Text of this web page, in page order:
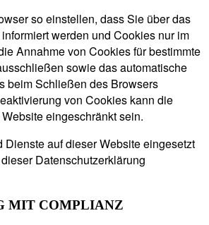
so einstellen, dass Sie über das
werden und Cookies nur im
Annahme von Cookies für bestimmte
sowie das automatische
beim Schließen des Browsers
von Cookies kann die
eingeschränkt sein.
auf dieser Website eingesetzt
Datenschutzerklärung
MIT COMPLIANZ